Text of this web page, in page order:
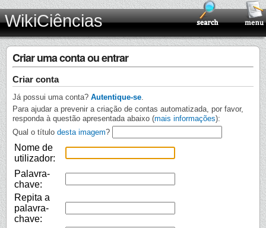
WikiCiências
Criar uma conta ou entrar
Criar conta
Já possui uma conta? Autentique-se
Para ajudar a prevenir a criação de contas automatizada, por favor,
responda à questão apresentada abaixo (mais informações):
Qual o título desta imagem?
Nome de
utilizador:
Palavra-
chave:
Repita a
palavra-
chave: